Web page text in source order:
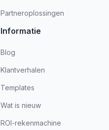
Partneroplossingen
Informatie
Blog
Klantverhalen
Templates
Wat is nieuw
ROI-rekenmachine